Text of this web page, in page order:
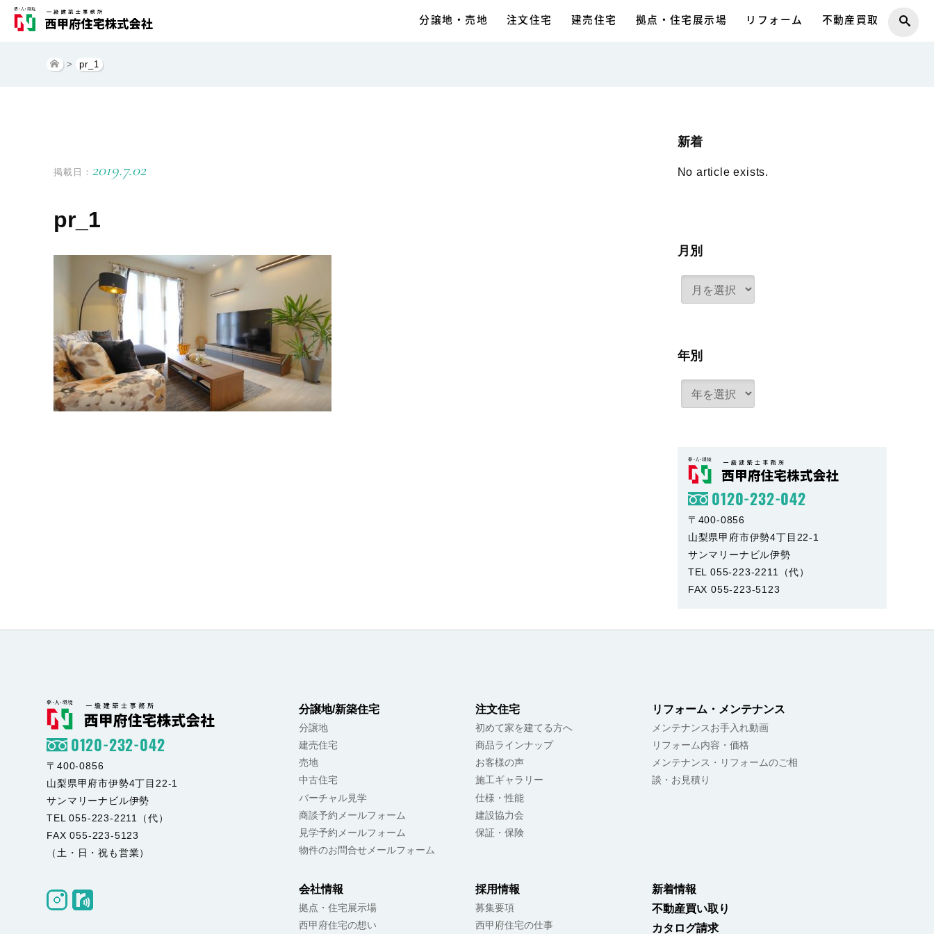
分譲地・売地 注文住宅 建売住宅 拠点・住宅展示場 リフォーム 不動産買取
> pr_1
掲載日： 2019.7.02
pr_1
新着
No article exists.
月別
年別
0120-232-042
〒400-0856
山梨県甲府市伊勢4丁目22-1
サンマリーナビル伊勢
TEL 055-223-2211（代）
FAX 055-223-5123
分譲地/新築住宅
分譲地
建売住宅
売地
中古住宅
バーチャル見学
商談予約メールフォーム
見学予約メールフォーム
物件のお問合せメールフォーム
注文住宅
初めて家を建てる方へ
商品ラインナップ
お客様の声
施工ギャラリー
仕様・性能
建設協力会
保証・保険
リフォーム・メンテナンス
メンテナンスお手入れ動画
リフォーム内容・価格
メンテナンス・リフォームのご相
談・お見積り
会社情報
拠点・住宅展示場
西甲府住宅の想い
採用情報
募集要項
西甲府住宅の仕事
新着情報
不動産買い取り
カタログ請求
0120-232-042
〒400-0856
山梨県甲府市伊勢4丁目22-1
サンマリーナビル伊勢
TEL 055-223-2211（代）
FAX 055-223-5123
（土・日・祝も営業）